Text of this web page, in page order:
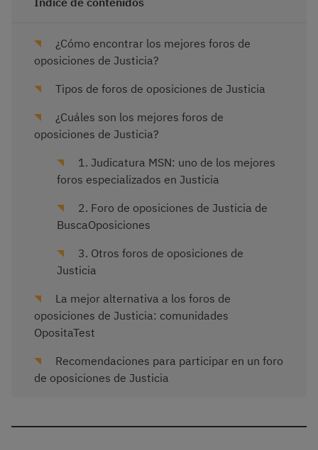
¿Cómo encontrar los mejores foros de
oposiciones de Justicia?
Tipos de foros de oposiciones de Justicia
¿Cuáles son los mejores foros de
oposiciones de Justicia?
1. Judicatura MSN: uno de los mejores
foros especializados en Justicia
2. Foro de oposiciones de Justicia de
BuscaOposiciones
3. Otros foros de oposiciones de
Justicia
La mejor alternativa a los foros de
oposiciones de Justicia: comunidades
OpositaTest
Recomendaciones para participar en un foro
de oposiciones de Justicia